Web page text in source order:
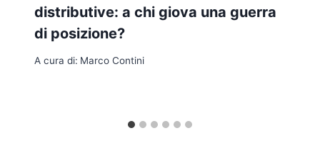
distributive: a chi giova una guerra
di posizione?
A cura di: Marco Contini